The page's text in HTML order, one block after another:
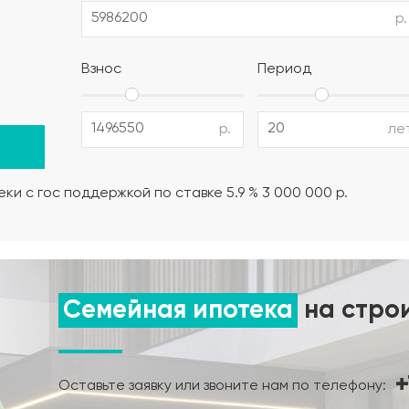
(толщина утеплителя выбирается в
AIII, поддерживающие и поперечные каркасы из
влажностный режима);
р.
Взнос
р.
Период
с гос поддержкой по ставке 5.9 % 3 000 000 р.
Семейная ипотека на
Оставьте заявку или звоните нам по телефону: